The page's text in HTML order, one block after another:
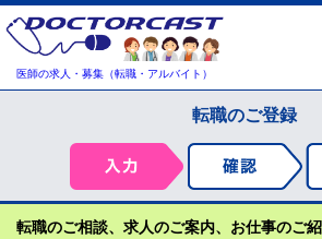
医師の求人・募集（転職・アルバイト）
転職のご登録
転職のご相談、求人のご案内、お仕事のご